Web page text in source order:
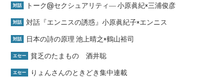
対話 トーク@セクシュアリティ― 小原眞紀×三浦俊彦
対話 対話『エンニスの誘惑』小原眞紀子×エンニス
対話 日本の詩の原理 池上晴之×鶴山裕司
エセー 貧乏のたまもの 酒井聡
エセー りょんさんのときどき集中連載